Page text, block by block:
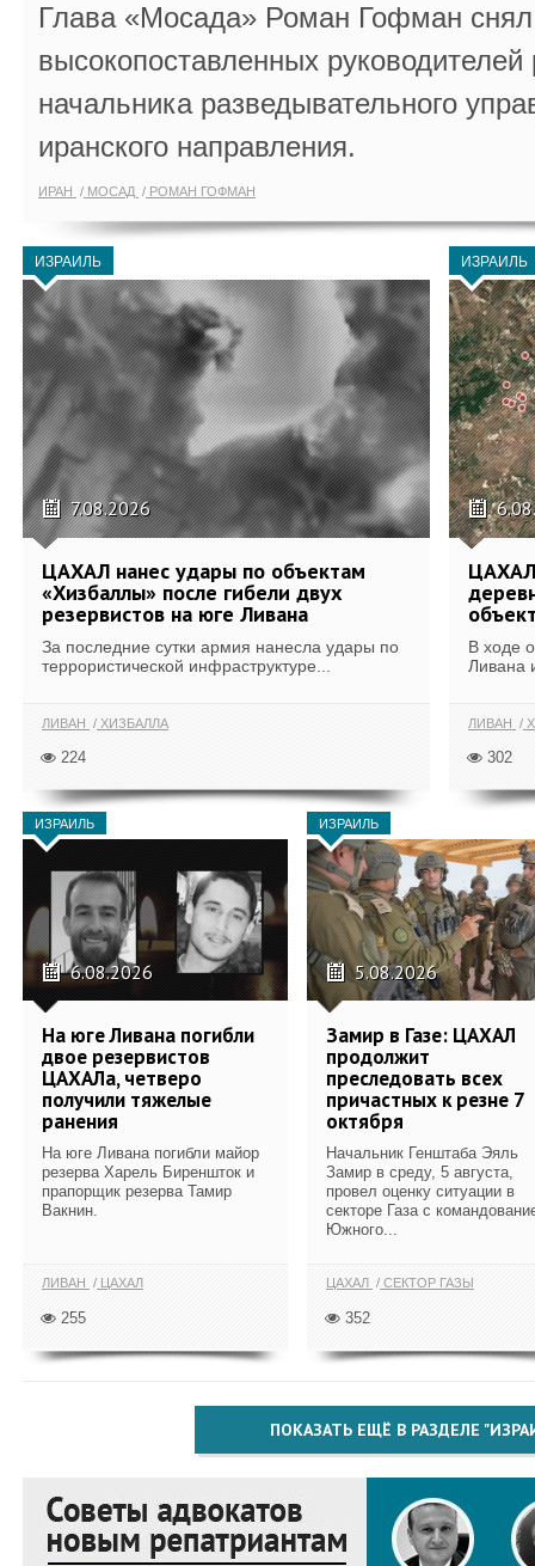
Глава «Мосада» Роман Гофман снял
высокопоставленных
начальника разведывательного
иранского направления.
ИРАН МОСАД РОМАН ГОФМАН
ИЗРАИЛЬ
7.08.2026
ЦАХАЛ нанес удары по объектам
«Хизбаллы» после гибели двух
резервистов на юге Ливана
За последние сутки армия нанесла удары по
террористической инфраструктуре...
ЛИВАН ХИЗБАЛЛА
224
ИЗРАИЛЬ
В ходе
Ливана
ЛИВАН
302
ИЗРАИЛЬ
6.08.2026
На юге Ливана погибли
двое резервистов
ЦАХАЛа, четверо
получили тяжелые
ранения
На юге Ливана погибли майор
резерва Харель Биреншток и
прапорщик резерва Тамир
Вакнин.
ЛИВАН ЦАХАЛ
255
ИЗРАИЛЬ
5.08.2026
Замир в Газе: ЦАХАЛ
продолжит
преследовать всех
причастных к резне 7
октября
Начальник Генштаба Эяль
Замир в среду, 5 августа,
провел оценку ситуации в
секторе Газа с
Южного...
ЦАХАЛ СЕКТОР ГАЗЫ
352
ПОКАЗАТЬ ЕЩЁ В РАЗДЕЛЕ